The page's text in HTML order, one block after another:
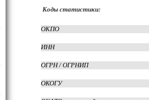
Коды статистики:
ОКПО
ИНН
ОГРН / ОГРНИП
ОКОГУ